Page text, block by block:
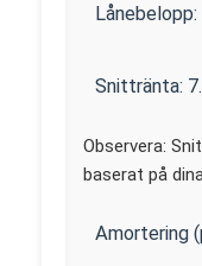
Lånebelopp:
Snittränta:
Observera:
baserat på
Amortering